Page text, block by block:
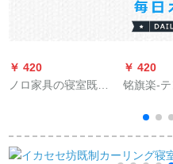
￥ 420
ノロ家具の寝室既製
オディップの窓から
外に出る。テ`ン耐摩
￥ 420
铭旗楽-
化防止补
帯48メト